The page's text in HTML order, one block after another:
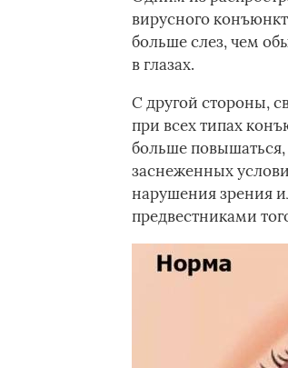
вирусного
больше слез, чем
в глазах.
С другой стороны,
при всех типах
больше
заснеженных
нарушения зрения
предвестниками